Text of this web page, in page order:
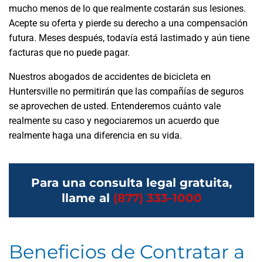
mucho menos de lo que realmente costarán sus lesiones.
Acepte su oferta y pierde su derecho a una compensación
futura. Meses después, todavía está lastimado y aún tiene
facturas que no puede pagar.
Nuestros abogados de accidentes de bicicleta en
Huntersville no permitirán que las compañías de seguros
se aprovechen de usted. Entenderemos cuánto vale
realmente su caso y negociaremos un acuerdo que
realmente haga una diferencia en su vida.
Para una consulta legal gratuita,
llame al (877) 333-1000
Beneficios de Contratar a